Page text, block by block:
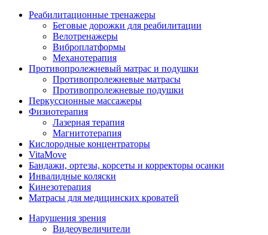
Реабилитационные тренажеры
Беговые дорожки для реабилитации
Велотренажеры
Виброплатформы
Механотерапия
Противопролежневый матрас и подушки
Противопролежневые матрасы
Противопролежневые подушки
Перкуссионные массажеры
Физиотерапия
Лазерная терапия
Магнитотерапия
Кислородные концентраторы
VitaMove
Бандажи, ортезы, корсеты и корректоры осанки
Инвалидные коляски
Кинезотерапия
Матрасы для медицинских кроватей
Нарушения зрения
Видеоувеличители